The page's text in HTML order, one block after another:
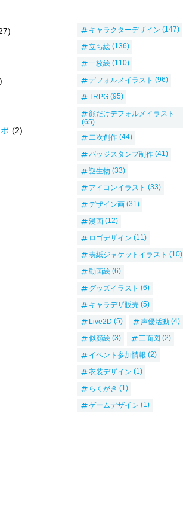
(2)
キャラクターデザイン (147)
立ち絵 (136)
一枚絵 (110)
デフォルメイラスト (96)
TRPG (95)
顔だけデフォルメイラスト
(65)
二次創作 (44)
バッジスタンプ制作 (41)
謎生物 (33)
アイコンイラスト (33)
デザイン画 (31)
漫画 (12)
ロゴデザイン (11)
表紙ジャケットイラスト (10)
動画絵 (6)
グッズイラスト (6)
キャラデザ販売 (5)
Live2D (5) 声優活動 (4)
似顔絵 (3) 三面図 (2)
イベント参加情報 (2)
衣装デザイン (1)
らくがき (1)
ゲームデザイン (1)